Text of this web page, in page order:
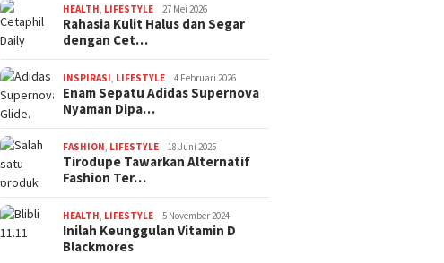
HEALTH, LIFESTYLE 27 Mei 2026
Rahasia Kulit Halus dan Segar
dengan Cet…
INSPIRASI, LIFESTYLE 4 Februari 2026
Enam Sepatu Adidas Supernova
Nyaman Dipa…
FASHION, LIFESTYLE 18 Juni 2025
Tirodupe Tawarkan Alternatif
Fashion Ter…
HEALTH, LIFESTYLE 5 November 2024
Inilah Keunggulan Vitamin D
Blackmores